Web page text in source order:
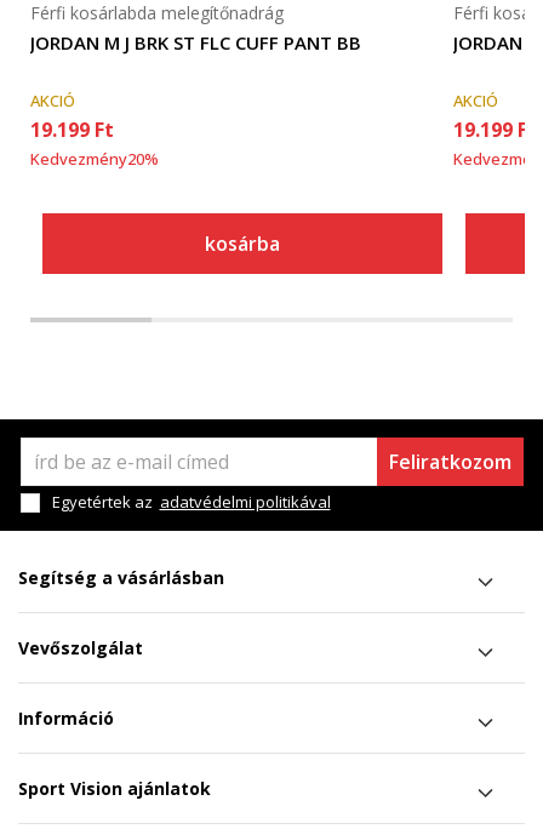
JORDAN M J BRK ST FLC CUFF PANT BB
Férfi kosárlabda melegítőnadrág
AKCIÓ
19.199 Ft
Kedvezmény20%
kosárba
JORDAN
Férfi
AKCIÓ
19.199 Ft
Feliratkozom
Egyetértek az adatvédelmi politikával
Segítség a vásárlásban
Vevőszolgálat
Információ
Sport Vision ajánlatok